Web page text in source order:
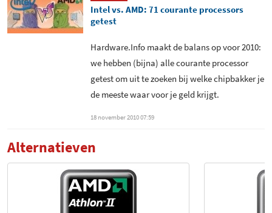
Intel vs. AMD: 71 courante processors
getest
Hardware.Info maakt de balans op voor 2010:
we hebben (bijna) alle courante processor
getest om uit te zoeken bij welke chipbakker je
de meeste waar voor je geld krijgt.
18 november 2010 07:59
Alternatieven